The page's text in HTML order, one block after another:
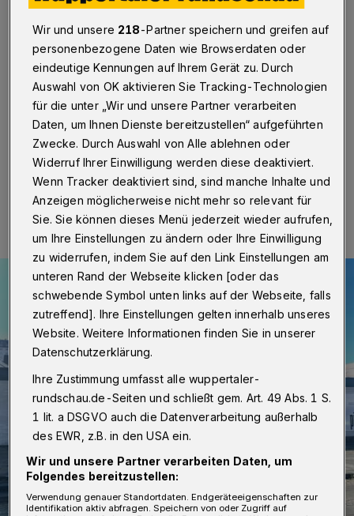
Wuppertal· Die Linke spricht sich dafür aus, dem Bau
des Pina-Bausch-Zentrums den Vorrang vor der
Bundesgartenschau 2031 zu geben. Wuppertal könne
sich keine zwei Leuchtturm-Projekte leisten. Zuvor war
das Zuständigkeit für das Zentrum vom Kämmerer zum
Kulturdezernenten gewechselt.
04.04.2023 , 08:30 Uhr Eine Minute Lesezeit
Wir und unsere 218-Partner speichern und greifen auf
personenbezogene Daten wie Browserdaten oder
eindeutige Kennungen auf Ihrem Gerät zu. Durch
Auswahl von OK aktivieren Sie Tracking-Technologien
für die unter „Wir und unsere Partner verarbeiten
Daten, um Ihnen Dienste bereitzustellen“ aufgeführten
Zwecke. Durch Auswahl von Alle ablehnen oder
Widerruf Ihrer Einwilligung werden diese deaktiviert.
Wenn Tracker deaktiviert sind, sind manche Inhalte und
Anzeigen möglicherweise nicht mehr so relevant für
Sie. Sie können dieses Menü jederzeit wieder aufrufen,
um Ihre Einstellungen zu ändern oder Ihre Einwilligung
zu widerrufen, indem Sie auf den Link Einstellungen am
unteren Rand der Webseite klicken [oder das
schwebende Symbol unten links auf der Webseite, falls
zutreffend]. Ihre Einstellungen gelten innerhalb unseres
Website. Weitere Informationen finden Sie in unserer
Datenschutzerklärung.
Ihre Zustimmung umfasst alle wuppertaler-
rundschau.de-Seiten und schließt gem. Art. 49 Abs. 1 S.
1 lit. a DSGVO auch die Datenverarbeitung außerhalb
des EWR, z.B. in den USA ein.
Wir und unsere Partner verarbeiten Daten, um
Folgendes bereitzustellen:
Verwendung genauer Standortdaten. Endgeräteeigenschaften zur
Identifikation aktiv abfragen. Speichern von oder Zugriff auf